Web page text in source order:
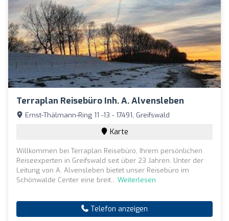
Terraplan Reisebüro Inh. A. Alvensleben
Ernst-Thälmann-Ring 11 -13 - 17491, Greifswald
Karte
Willkommen bei Terraplan Reisebüro, Ihrem persönlichen
Reiseexperten in Greifswald seit über 23 Jahren. Unter der
Leitung von A. Alvensleben bietet unser Reisebüro im
Schönwalde Center eine breit... Weiterlesen
Telefon anzeigen